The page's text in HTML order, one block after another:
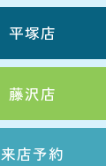
平塚店
藤沢店
来店予約